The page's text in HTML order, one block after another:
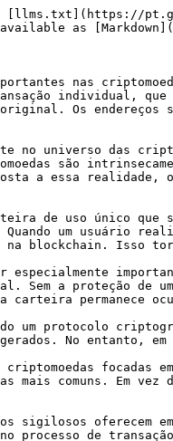
[llms.txt](https://
as
nas
individual,
Os
no universo das
são
a essa realidade,
de uso único que
um usuário
blockchain. Isso
Sem a proteção de
permanece
um protocolo
No entanto,
focadas
mais comuns. Em
sigilosos oferecem
processo de